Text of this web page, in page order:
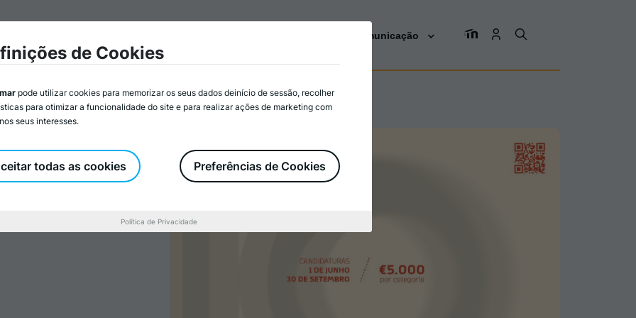
Comunicação
de Cookies
pode utilizar cookies para memorizar os seus dados deinício de sessão, recolher
para otimizar a funcionalidade do site e para realizar ações de marketing com
seus interesses.
Preferências de Cookies
todas as cookies
Política de Privacidade